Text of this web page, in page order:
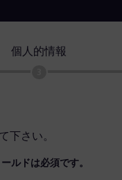
個人的情報
下さい。
ルドは必須です。